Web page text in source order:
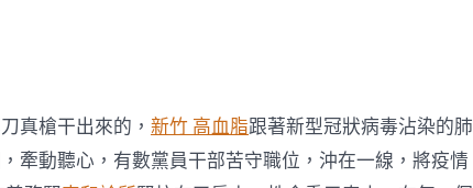
我
是
黨
員
真槍干出來的， 新竹 高血脂跟著新型冠狀病毒沾染的肺
牽動聽心，有數黨員干部苦守職位，沖在一線，將疫情